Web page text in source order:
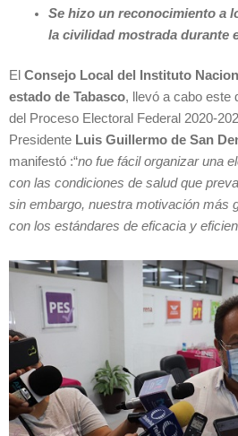
Se hizo un reconocimiento a
la civilidad mostrada durante
El Consejo Local del Instituto
estado de Tabasco, llevó a cabo este
del Proceso Electoral Federal 2020-
Presidente Luis Guillermo de San
manifestó :“no fue fácil organizar una
con las condiciones de salud que
sin embargo, nuestra motivación más
con los estándares de eficacia y